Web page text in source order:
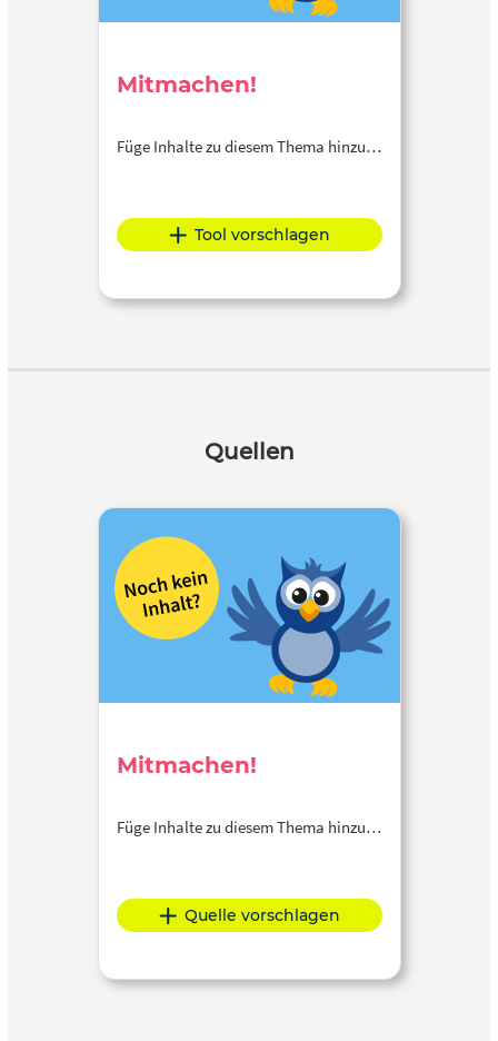
Mitmachen!
Füge Inhalte zu diesem Thema hinzu…
Tool vorschlagen
Quellen
Mitmachen!
Füge Inhalte zu diesem Thema hinzu…
Quelle vorschlagen